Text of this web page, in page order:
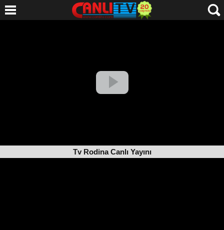
Tv Rodina Canlı Yayını